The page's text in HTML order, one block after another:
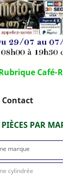
Café-
Contact
PAR